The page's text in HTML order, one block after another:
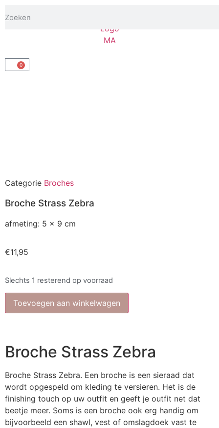
0
Categorie Broches
Broche Strass Zebra
afmeting: 5 x 9 cm
€11,95
Slechts 1 resterend op voorraad
Toevoegen aan winkelwagen
Broche Strass Zebra
Broche Strass Zebra. Een broche is een sieraad dat
wordt opgespeld om kleding te versieren. Het is de
finishing touch op uw outfit en geeft je outfit net dat
beetje meer. Soms is een broche ook erg handig om
bijvoorbeeld een shawl, vest of omslagdoek vast te